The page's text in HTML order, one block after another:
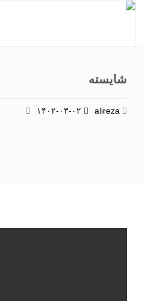
شایسته
alireza